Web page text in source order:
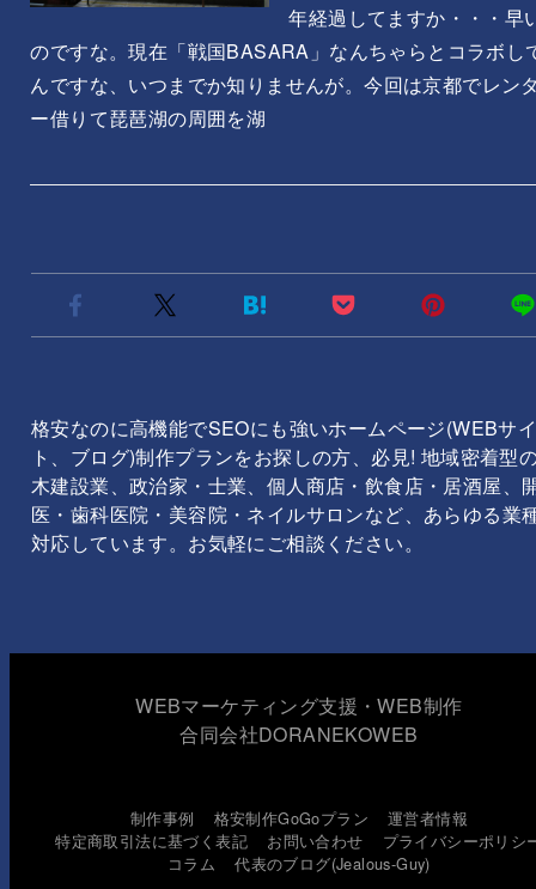
年経過してますか・・・早
のですな。現在「戦国BASARA」なんちゃらとコラボし
んですな、いつまでか知りませんが。今回は京都でレン
ー借りて琵琶湖の周囲を湖
格安なのに高機能でSEOにも強いホームページ(WEBサ
ト、ブログ)制作プランをお探しの方、必見! 地域密着型
木建設業、政治家・士業、個人商店・飲食店・居酒屋、
医・歯科医院・美容院・ネイルサロンなど、あらゆる業
対応しています。お気軽にご相談ください。
WEBマーケティング支援・WEB制作
合同会社DORANEKOWEB
制作事例 格安制作GoGoプラン
運営者情報
特定商取引法に基づく表記
お問い合わせ
プライバシーポリシ
コラム
代表のブログ(Jealous-Guy)